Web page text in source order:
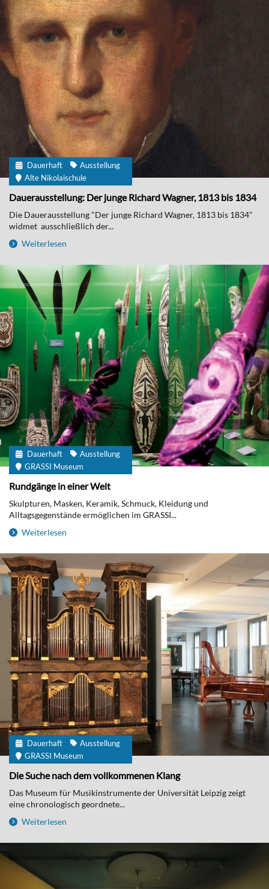
Dauerhaft
Ausstellung
Alte Nikolaischule
Dauerausstellung: Der junge Richard Wagner, 1813 bis 1834
Die Dauerausstellung "Der junge Richard Wagner, 1813 bis 1834"
widmet ausschließlich der...
Weiterlesen
Dauerhaft
Ausstellung
GRASSI Museum
Rundgänge in einer Welt
Skulpturen, Masken, Keramik, Schmuck, Kleidung und
Alltagsgegenstände ermöglichen im GRASSI...
Weiterlesen
Dauerhaft
Ausstellung
GRASSI Museum
Die Suche nach dem vollkommenen Klang
Das Museum für Musikinstrumente der Universität Leipzig zeigt
eine chronologisch geordnete...
Weiterlesen